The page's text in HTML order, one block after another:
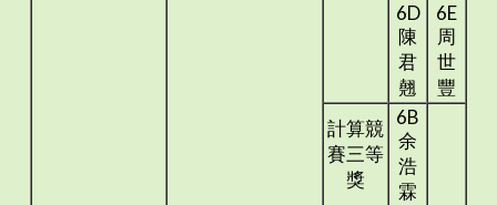
6D
陳
君
翹
6E
周
世
豐
計算競
賽三等
獎
6B
余
浩
霖